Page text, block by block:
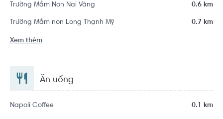
Trường Mầm Non Nai Vàng 0.6 km
Trường Mầm non Long Thạnh Mỹ 0.7 km
Xem thêm
Ăn uống
Napoli Coffee 0.1 km